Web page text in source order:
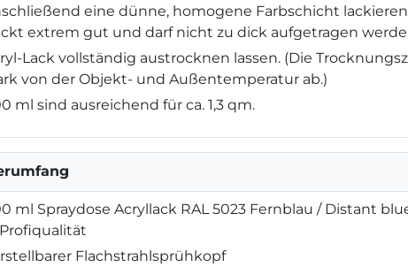
eine dünne, homogene Farbschicht
extrem gut und darf nicht zu dick aufgetragen
Lack vollständig austrocknen lassen. (Die
von der Objekt- und Außentemperatur ab.)
ml sind ausreichend für ca. 1,3 qm.
ml Spraydose Acryllack RAL 5023 Fernblau / Distant
Flachstrahlsprühkopf